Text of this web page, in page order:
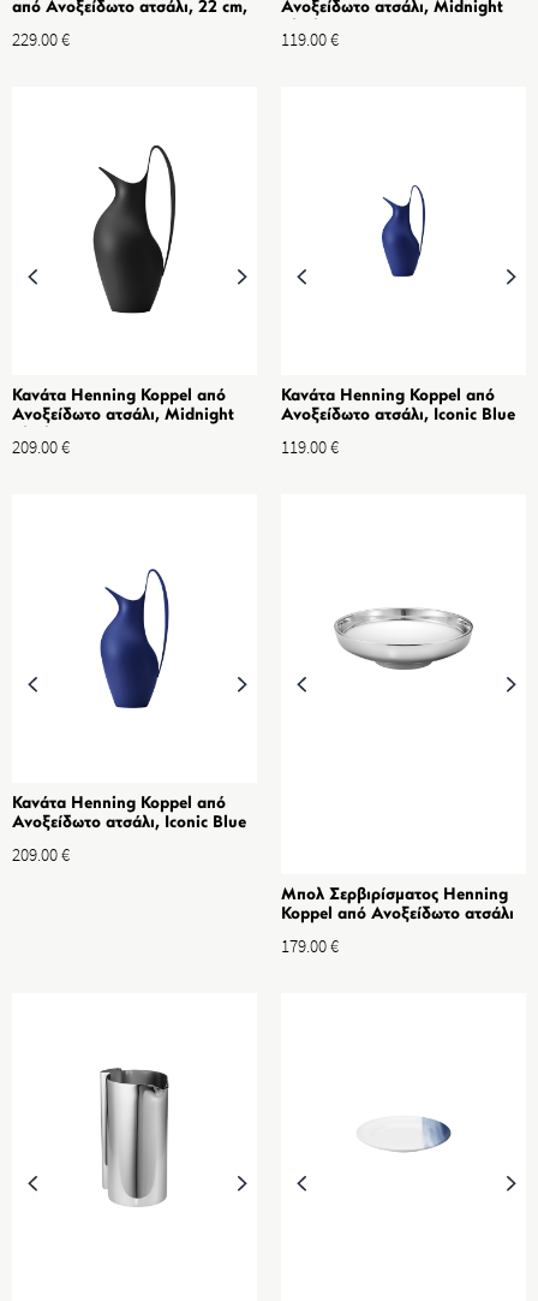
από Ανοξείδωτο ατσάλι, 22 cm,
229.00€
Ανοξείδωτο ατσάλι, Midnight
119.00€
Κανάτα Henning Koppel από
Ανοξείδωτο ατσάλι, Midnight
209.00€
Κανάτα Henning Koppel από
Ανοξείδωτο ατσάλι, Iconic Blue
119.00€
Κανάτα Henning Koppel από
Ανοξείδωτο ατσάλι, Iconic Blue
209.00€
Μπολ Σερβιρίσματος Henning
Koppel από Ανοξείδωτο ατσάλι
179.00€